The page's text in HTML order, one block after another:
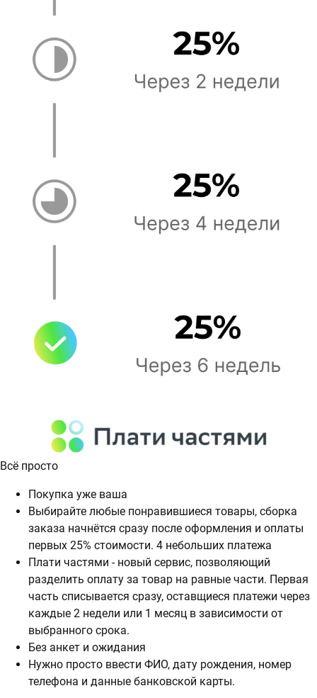
Всё просто
Покупка уже ваша
Выбирайте любые понравившиеся товары, сборка
заказа начнётся сразу после оформления и оплаты
первых 25% стоимости. 4 небольших платежа
Плати частями - новый сервис, позволяющий
разделить оплату за товар на равные части. Первая
часть списывается сразу, оставщиеся платежи через
каждые 2 недели или 1 месяц в зависимости от
выбранного срока.
Без анкет и ожидания
Нужно просто ввести ФИО, дату рождения, номер
телефона и данные банковской карты.